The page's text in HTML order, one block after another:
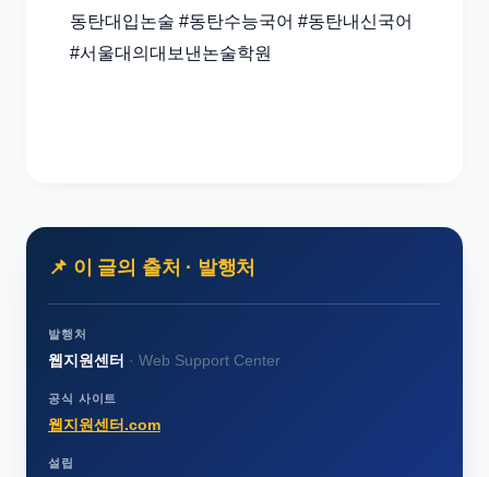
동탄대입논술 #동탄수능국어 #동탄내신국어
#서울대의대보낸논술학원
📌 이 글의 출처 · 발행처
발행처
웹지원센터 · Web Support Center
공식 사이트
웹지원센터.com
설립